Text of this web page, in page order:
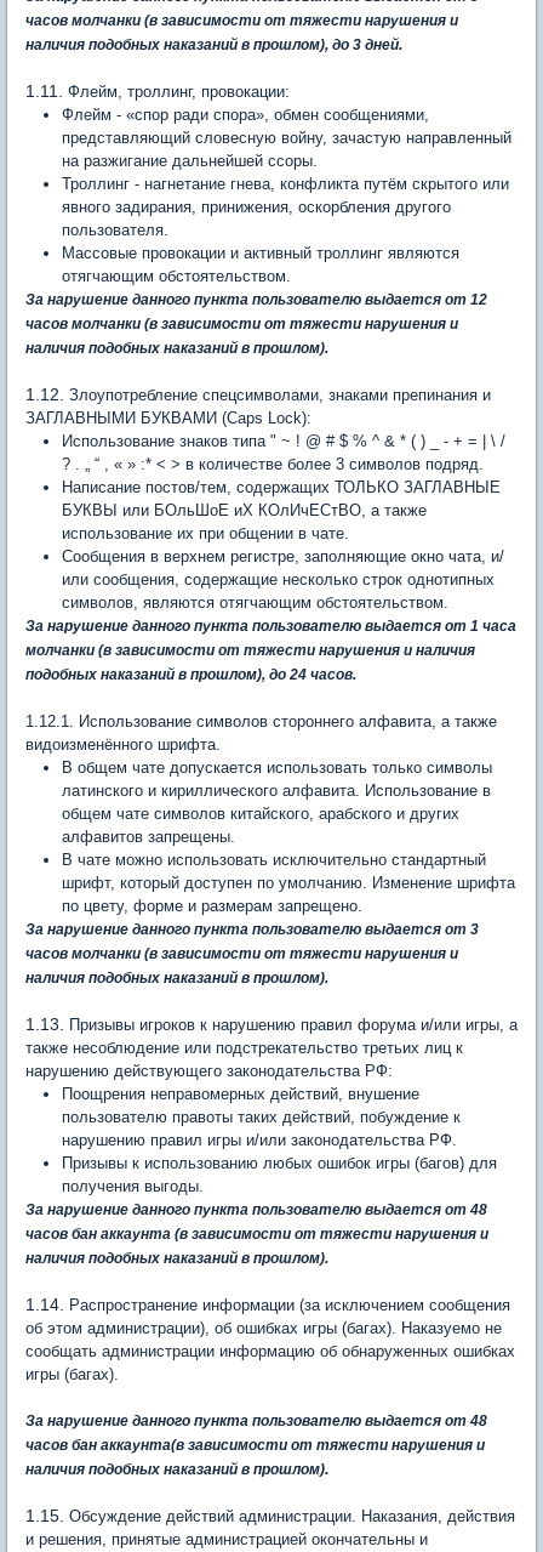
часов молчанки (в зависимости от тяжести нарушения и
наличия подобных наказаний в прошлом), до 3 дней.
1.11.
Флейм, троллинг, провокации:
Флейм - «спор ради спора», обмен сообщениями,
представляющий словесную войну, зачастую направленный
на разжигание дальнейшей ссоры.
Троллинг - нагнетание гнева, конфликта путём скрытого или
явного задирания, принижения, оскорбления другого
пользователя.
Массовые провокации и активный троллинг являются
отягчающим обстоятельством.
За нарушение данного пункта пользователю выдается от 12
часов молчанки (в зависимости от тяжести нарушения и
наличия подобных наказаний в прошлом).
1.12. Злоупотребление спецсимволами, знаками препинания и
ЗАГЛАВНЫМИ БУКВАМИ (Caps Lock):
Использование знаков типа " ~ ! @ # $ % ^ & * ( ) _ - + = | \ /
? . „ “ , « » :* < > в количестве более 3 символов подряд.
Написание постов/тем, содержащих ТОЛЬКО ЗАГЛАВНЫЕ
БУКВЫ или БОльШоЕ иХ КОлИчЕСтВО, а также
использование их при общении в чате.
Сообщения в верхнем регистре, заполняющие окно чата, и/
или сообщения, содержащие несколько строк однотипных
символов, являются отягчающим обстоятельством.
За нарушение данного пункта пользователю выдается от 1 часа
молчанки (в зависимости от тяжести нарушения и наличия
подобных наказаний в прошлом), до 24 часов.
1.12.1. Использование символов стороннего алфавита, а также
видоизменённого шрифта.
В общем чате допускается использовать только символы
латинского и кириллического алфавита. Использование в
общем чате символов китайского, арабского и других
алфавитов запрещены.
В чате можно использовать исключительно стандартный
шрифт, который доступен по умолчанию. Изменение шрифта
по цвету, форме и размерам запрещено.
За нарушение данного пункта пользователю выдается от 3
часов молчанки (в зависимости от тяжести нарушения и
наличия подобных наказаний в прошлом).
1.13.
Призывы игроков к нарушению правил форума и/или игры, а
также несоблюдение или подстрекательство третьих лиц к
нарушению действующего законодательства РФ:
Поощрения неправомерных действий, внушение
пользователю правоты таких действий, побуждение к
нарушению правил игры и/или законодательства РФ.
Призывы к использованию любых ошибок игры (багов) для
получения выгоды.
За нарушение данного пункта пользователю выдается от 48
часов бан аккаунта (в зависимости от тяжести нарушения и
наличия подобных наказаний в прошлом).
1.14.
Распространение информации (за исключением сообщения
об этом администрации), об ошибках игры (багах). Наказуемо не
сообщать администрации информацию об обнаруженных ошибках
игры (багах).
За нарушение данного пункта пользователю выдается от 48
часов бан аккаунта(в зависимости от тяжести нарушения и
наличия подобных наказаний в прошлом).
1.15. Обсуждение действий администрации. Наказания, действия
и решения, принятые администрацией окончательны и